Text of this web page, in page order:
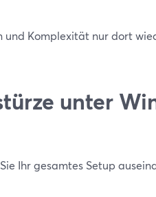
und Komplexität nur dort
unter
Ihr gesamtes Setup